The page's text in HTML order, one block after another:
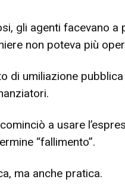
gli agenti facevano a
non poteva più
di umiliazione
a usare
“fallimento”.
ma anche pratica.